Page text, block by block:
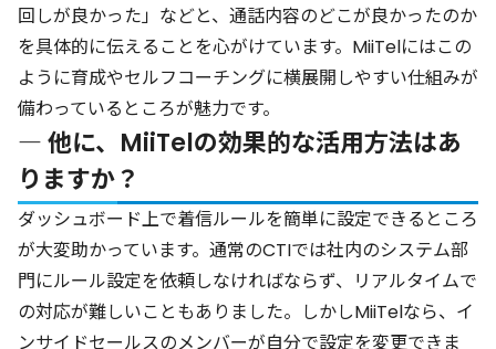
回しが良かった」などと、通話内容のどこが良かったのか
を具体的に伝えることを心がけています。MiiTelにはこの
ように育成やセルフコーチングに横展開しやすい仕組みが
備わっているところが魅力です。
― 他に、MiiTelの効果的な活用方法はあ
りますか？
ダッシュボード上で着信ルールを簡単に設定できるところ
が大変助かっています。通常のCTIでは社内のシステム部
門にルール設定を依頼しなければならず、リアルタイムで
の対応が難しいこともありました。しかしMiiTelなら、イ
ンサイドセールスのメンバーが自分で設定を変更できま